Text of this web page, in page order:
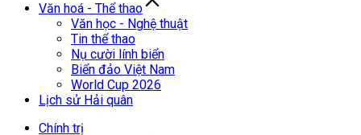
Văn hoá - Thể thao
Văn học - Nghệ thuật
Tin thể thao
Nụ cười lính biển
Biển đảo Việt Nam
World Cup 2026
Lịch sử Hải quân
Chính trị